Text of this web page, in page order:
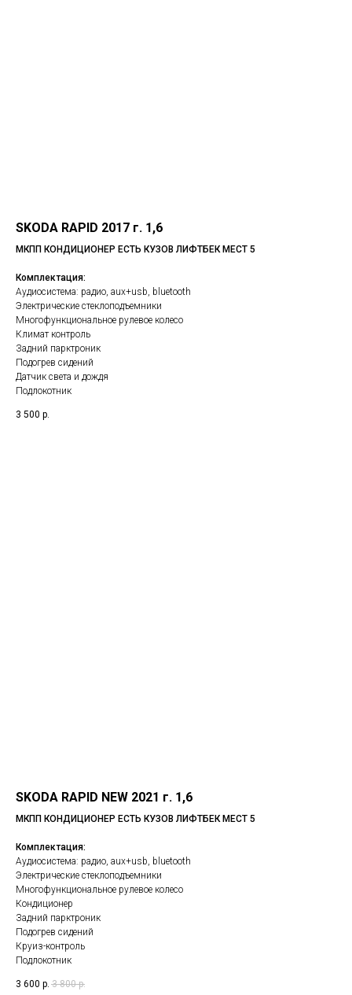
SKODA RAPID 2017 г. 1,6
МКПП КОНДИЦИОНЕР ЕСТЬ КУЗОВ ЛИФТБЕК МЕСТ 5
Комплектация:
Аудиосистема: радио, aux+usb, bluetooth
Электрические стеклоподъемники
Многофункциональное рулевое колесо
Климат контроль
Задний парктроник
Подогрев сидений
Датчик света и дождя
Подлокотник
3 500 р.
SKODA RAPID NEW 2021 г. 1,6
МКПП КОНДИЦИОНЕР ЕСТЬ КУЗОВ ЛИФТБЕК МЕСТ 5
Комплектация:
Аудиосистема: радио, aux+usb, bluetooth
Электрические стеклоподъемники
Многофункциональное рулевое колесо
Кондиционер
Задний парктроник
Подогрев сидений
Круиз-контроль
Подлокотник
3 600 р. 3 800 р.